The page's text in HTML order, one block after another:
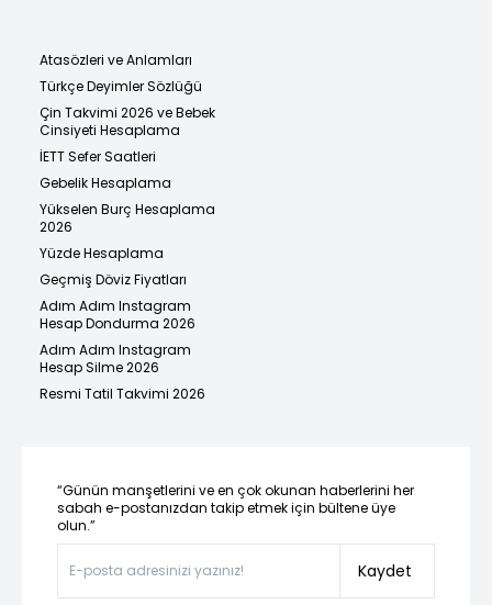
Atasözleri ve Anlamları
Türkçe Deyimler Sözlüğü
Çin Takvimi 2026 ve Bebek
Cinsiyeti Hesaplama
İETT Sefer Saatleri
Gebelik Hesaplama
Yükselen Burç Hesaplama
2026
Yüzde Hesaplama
Geçmiş Döviz Fiyatları
Adım Adım Instagram
Hesap Dondurma 2026
Adım Adım Instagram
Hesap Silme 2026
Resmi Tatil Takvimi 2026
“Günün manşetlerini ve en çok okunan haberlerini her
sabah e-postanızdan takip etmek için bültene üye
olun.”
Kaydet